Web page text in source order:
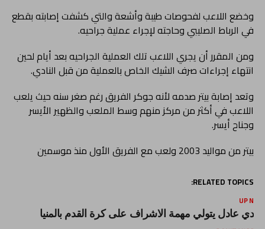
وخضع اللاعب لفحوصات طيبة وأشعة والتي كشفت إصابته بقطع
في الرباط الصليبي وحاجته لإجراء عملية جراحيه.
ومن المقرر أن يجري اللاعب تلك العملية الجراحيه بعد أيام لحين
انتهاء إجراءات صرف الشيك الخاص بالعملية من قبل النادي.
وتعد إصابة بيتر صدمه لأنه جوكر الفريق رغم صغر سنه حيث يلعب
اللاعب في أكثر من مركز منهم وسط الملعب والظهير الأيسر
وجناح أيسر.
بيتر من مواليد 2003 ولعب مع الفريق الأول منذ موسمين
RELATED TOPICS:
UP
عادل يتولي مهمة الاشراف على كرة القدم بالمنيا